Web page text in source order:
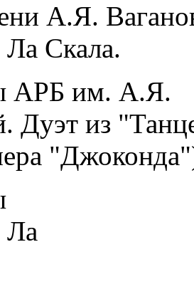
А.Я.
Скала.